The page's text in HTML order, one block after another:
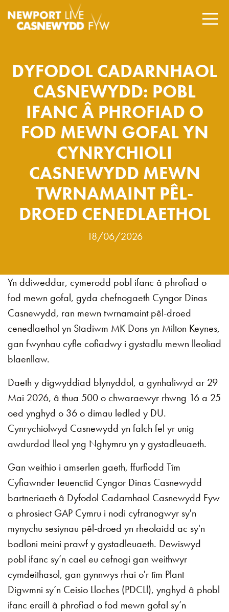
DYFODOL CADARNHAOL
CASNEWYDD: POBL
IFANC Â PHROFIAD O
FOD MEWN GOFAL YN
CYNRYCHIOLI
CASNEWYDD MEWN
TWRNAMAINT PÊL-
DROED CENEDLAETHOL
18/06/2026
Yn ddiweddar, cymerodd pobl ifanc â phrofiad o
fod mewn gofal, gyda chefnogaeth Cyngor Dinas
Casnewydd, ran mewn twrnamaint pêl-droed
cenedlaethol yn Stadiwm MK Dons yn Milton Keynes,
gan fwynhau cyfle cofiadwy i gystadlu mewn lleoliad
blaenllaw.
Daeth y digwyddiad blynyddol, a gynhaliwyd ar 29
Mai 2026, â thua 500 o chwaraewyr rhwng 16 a 25
oed ynghyd o 36 o dimau ledled y DU.
Cynrychiolwyd Casnewydd yn falch fel yr unig
awdurdod lleol yng Nghymru yn y gystadleuaeth.
Gan weithio i amserlen gaeth, ffurfiodd Tîm
Cyfiawnder Ieuenctid Cyngor Dinas Casnewydd
bartneriaeth â Dyfodol Cadarnhaol Casnewydd Fyw
a phrosiect GAP Cymru i nodi cyfranogwyr sy'n
mynychu sesiynau pêl-droed yn rheolaidd ac sy'n
bodloni meini prawf y gystadleuaeth. Dewiswyd
pobl ifanc sy’n cael eu cefnogi gan weithwyr
cymdeithasol, gan gynnwys rhai o'r tîm Plant
Digwmni sy’n Ceisio Lloches (PDCLl), ynghyd â phobl
ifanc eraill â phrofiad o fod mewn gofal sy’n